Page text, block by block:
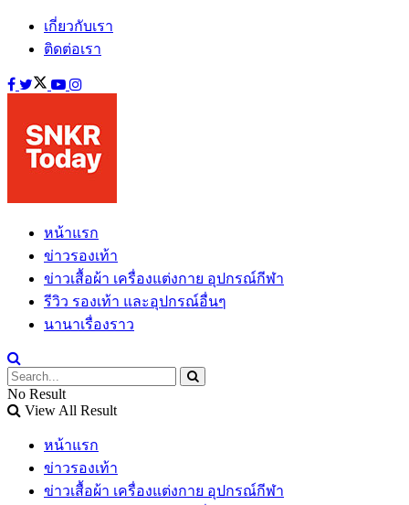
เกี่ยวกับเรา
ติดต่อเรา
หน้าแรก
ข่าวรองเท้า
ข่าวเสื้อผ้า เครื่องแต่งกาย อุปกรณ์กีฬา
รีวิว รองเท้า และอุปกรณ์อื่นๆ
นานาเรื่องราว
No Result
View All Result
หน้าแรก
ข่าวรองเท้า
ข่าวเสื้อผ้า เครื่องแต่งกาย อุปกรณ์กีฬา